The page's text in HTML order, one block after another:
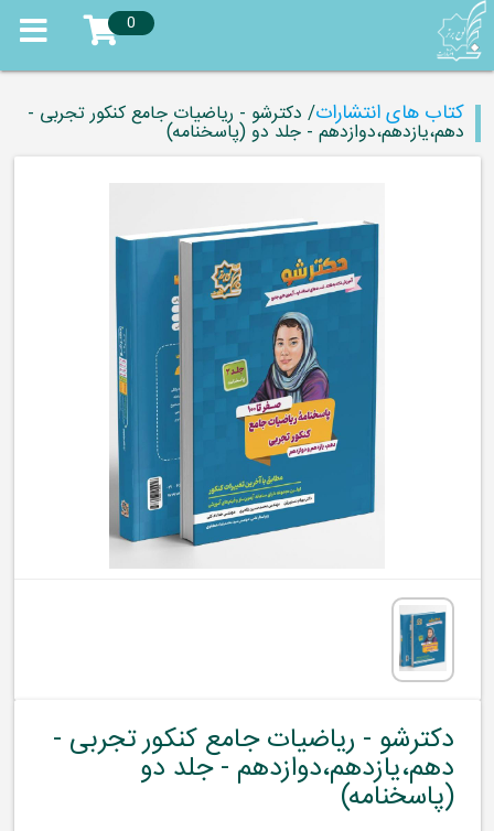
0
کتاب های انتشارات/ دکترشو - ریاضیات جامع کنکور تجربی -
دهم،یازدهم،دوازدهم - جلد دو (پاسخنامه)
دکترشو - ریاضیات جامع کنکور تجربی -
دهم،یازدهم،دوازدهم - جلد دو
(پاسخنامه)